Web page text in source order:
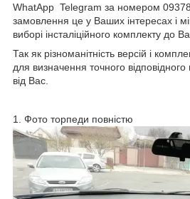
WhatApp Telegram за номером
замовлення це у Ваших інтересах і
виборі інсталіційного комплекту до
Так як різноманітність версій і
для визначення точного
від Вас.
1. Фото торпеди повністю